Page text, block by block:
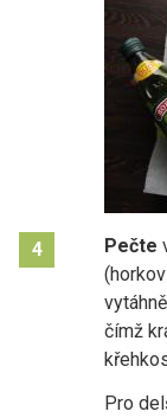
4 Pečte
čímž
Pro